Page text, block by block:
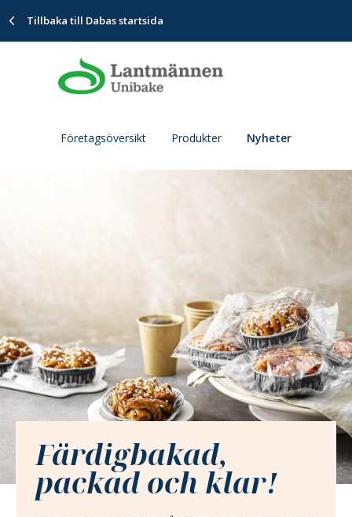
Tillbaka till Dabas startsida
Företagsöversikt Produkter Nyheter
Färdigbakad,
packad och klar!